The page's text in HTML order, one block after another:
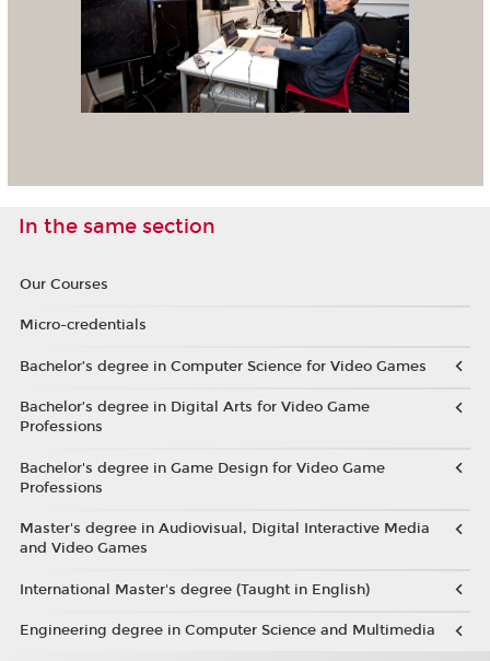
In the same section
Our Courses
Micro-credentials
Bachelor’s degree in Computer Science for Video Games
Bachelor’s degree in Digital Arts for Video Game
Professions
Bachelor's degree in Game Design for Video Game
Professions
Master's degree in Audiovisual, Digital Interactive Media
and Video Games
International Master's degree (Taught in English)
Engineering degree in Computer Science and Multimedia